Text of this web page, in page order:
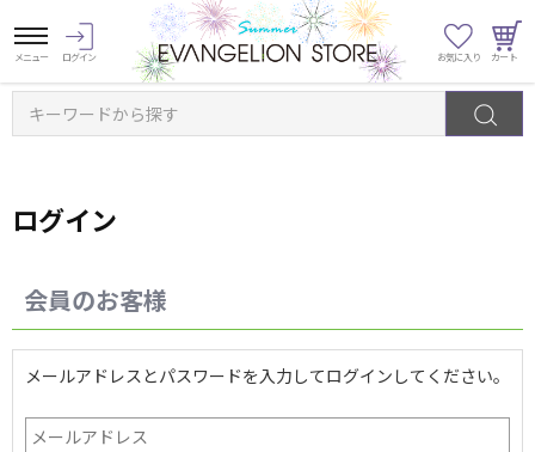
キーワードから探す
ログイン
会員のお客様
メールアドレスとパスワードを入力してログインしてください。